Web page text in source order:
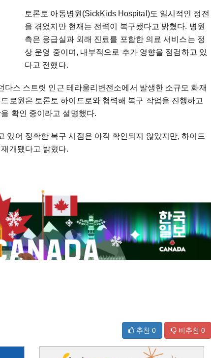
토론토 아동병원(SickKids Hospital)도 일시적인 정전
을 겪었지만 현재는 전력이 복구됐다고 밝혔다. 병원
측은 응급실과 외래 진료를 포함한 의료 서비스는 정
상 운영 중이며, 내부적으로 추가 영향을 점검하고 있
다고 전했다.
스 스트릿 인근 테라울리변전소에서 발생한 소규모 화재
로원은 토론토 하이드로와 협력해 복구 작업을 진행하고
확인 중이라고 설명했다.
있어 정확한 복구 시점은 아직 확인되지 않았지만, 하이드
개됐다고 밝혔다.
추천 0 비추천 0